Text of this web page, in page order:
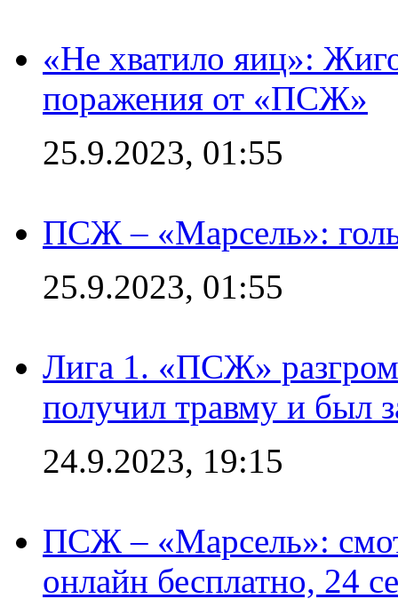
«Не хватило яиц»:
поражения от «ПСЖ»
25.9.2023, 01:55
ПСЖ – «Марсель»:
25.9.2023, 01:55
Лига 1. «ПСЖ»
получил травму и был
24.9.2023, 19:15
ПСЖ – «Марсель»:
онлайн бесплатно, 24